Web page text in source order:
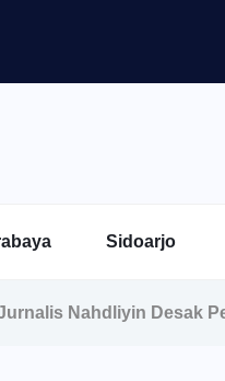
Sidoarjo
Nahdliyin Desak